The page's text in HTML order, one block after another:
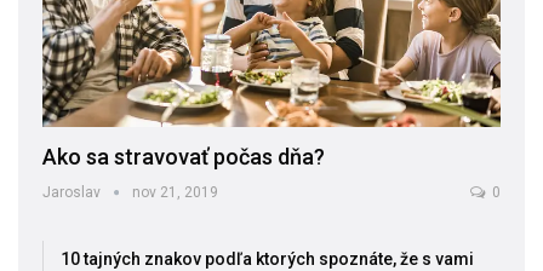
Ako sa stravovať počas dňa?
Jaroslav nov 21, 2019 0
10 tajných znakov podľa ktorých spoznáte, že s vami